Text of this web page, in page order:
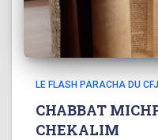
LE FLASH PARACHA DU
CHABBAT
CHEKALIM